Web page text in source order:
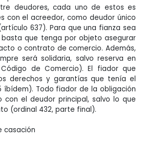
deudores, cada uno de estos es
con el acreedor, como deudor único
637). Para que una fianza sea
que tenga por objeto asegurar
o contrato de comercio. Además,
será solidaria, salvo reserva en
de Comercio). El fiador que
derechos y garantías que tenía el
íbídem). Todo fiador de la obligación
con el deudor principal, salvo lo que
(ordinal 432, parte final).
casación